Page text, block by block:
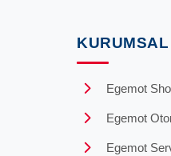
KURUMSAL
Egemot
Egemot
Egemot